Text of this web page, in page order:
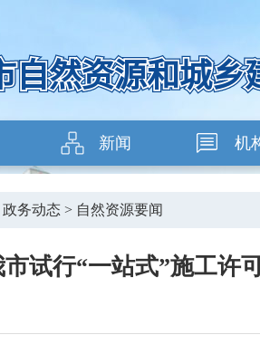
新闻 机
政务动态 > 自然资源要闻
市试行“一站式”施工许